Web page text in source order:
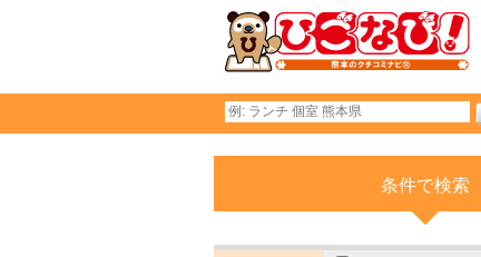
条件で検索